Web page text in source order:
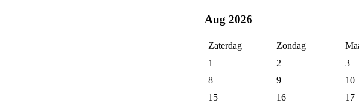
Aug 2026
Zaterdag Zondag
1
2 3
8
9 10
15
16 17